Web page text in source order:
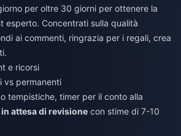
per oltre 30 giorni per ottenere la
esperto. Concentrati sulla qualità
ai commenti, ringrazia per i regali, crea
e ricorsi
vs permanenti
tempistiche, timer per il conto alla
in attesa di revisione con stime di 7-10